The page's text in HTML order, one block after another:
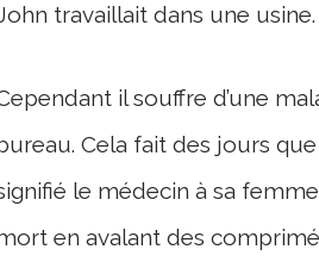
travaillait dans une
il souffre d’une
Cela fait des jours
le médecin à sa
en avalant des